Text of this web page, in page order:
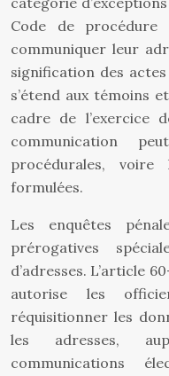
Code de
communiquer leur
signification des
s’étend aux témoins
cadre de l’exercice
communication
procédurales, voire
formulées.
Les enquêtes
prérogatives
d’adresses. L’article
autorise les
réquisitionner les
les adresses,
communications